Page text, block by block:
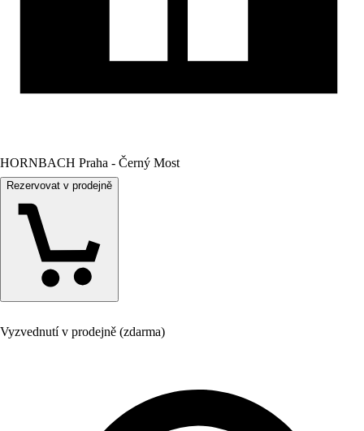
HORNBACH Praha - Černý Most
Rezervovat v prodejně
Vyzvednutí v prodejně (zdarma)